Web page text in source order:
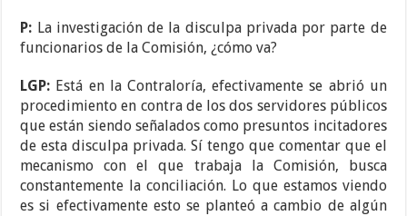
P: La investigación de la disculpa privada por parte de
funcionarios de la Comisión, ¿cómo va?
LGP: Está en la Contraloría, efectivamente se abrió un
procedimiento en contra de los dos servidores públicos
que están siendo señalados como presuntos incitadores
de esta disculpa privada. Sí tengo que comentar que el
mecanismo con el que trabaja la Comisión, busca
constantemente la conciliación. Lo que estamos viendo
es si efectivamente esto se planteó a cambio de algún